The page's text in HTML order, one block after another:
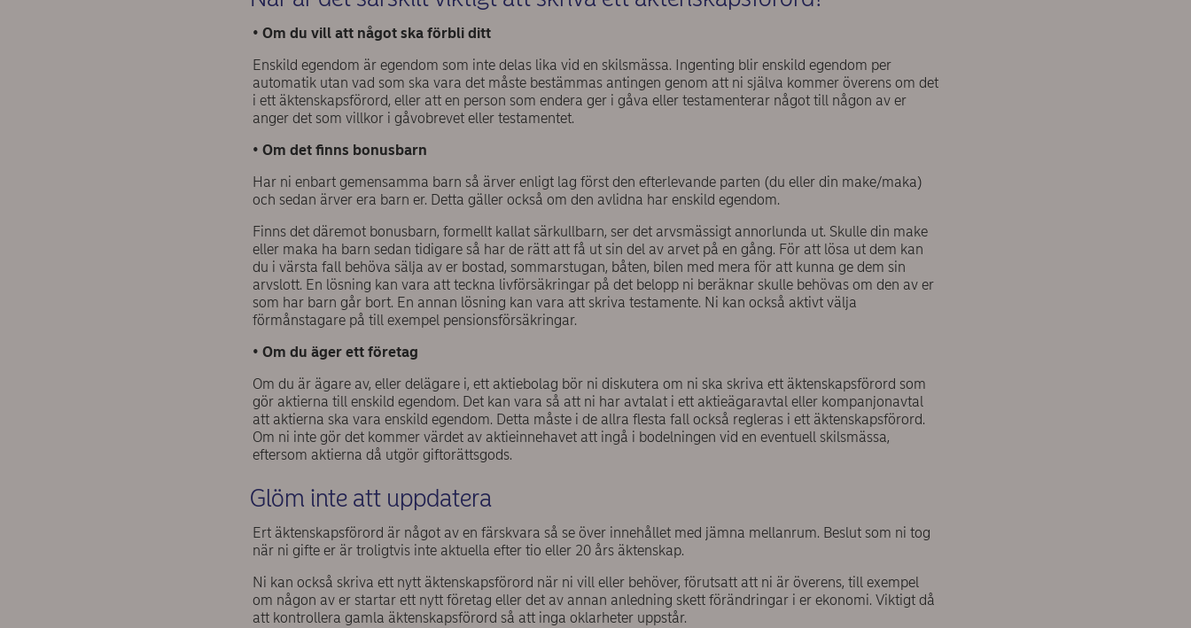
• Om du vill att något ska förbli ditt
Enskild egendom är egendom som inte delas lika vid en skilsmässa. Ingenting blir enskild egendom per
automatik utan vad som ska vara det måste bestämmas antingen genom att ni själva kommer överens om det
i ett äktenskapsförord, eller att en person som endera ger i gåva eller testamenterar något till någon av er
anger det som villkor i gåvobrevet eller testamentet.
• Om det finns bonusbarn
Har ni enbart gemensamma barn så ärver enligt lag först den efterlevande parten (du eller din make/maka)
och sedan ärver era barn er. Detta gäller också om den avlidna har enskild egendom.
Finns det däremot bonusbarn, formellt kallat särkullbarn, ser det arvsmässigt annorlunda ut. Skulle din make
eller maka ha barn sedan tidigare så har de rätt att få ut sin del av arvet på en gång. För att lösa ut dem kan
du i värsta fall behöva sälja av er bostad, sommarstugan, båten, bilen med mera för att kunna ge dem sin
arvslott. En lösning kan vara att teckna livförsäkringar på det belopp ni beräknar skulle behövas om den av er
som har barn går bort. En annan lösning kan vara att skriva testamente. Ni kan också aktivt välja
förmånstagare på till exempel pensionsförsäkringar.
• Om du äger ett företag
Om du är ägare av, eller delägare i, ett aktiebolag bör ni diskutera om ni ska skriva ett äktenskapsförord som
gör aktierna till enskild egendom. Det kan vara så att ni har avtalat i ett aktieägaravtal eller kompanjonavtal
att aktierna ska vara enskild egendom. Detta måste i de allra flesta fall också regleras i ett äktenskapsförord.
Om ni inte gör det kommer värdet av aktieinnehavet att ingå i bodelningen vid en eventuell skilsmässa,
eftersom aktierna då utgör giftorättsgods.
Glöm inte att uppdatera
Ert äktenskapsförord är något av en färskvara så se över innehållet med jämna mellanrum. Beslut som ni tog
när ni gifte er är troligtvis inte aktuella efter tio eller 20 års äktenskap.
Ni kan också skriva ett nytt äktenskapsförord när ni vill eller behöver, förutsatt att ni är överens, till exempel
om någon av er startar ett nytt företag eller det av annan anledning skett förändringar i er ekonomi. Viktigt då
att kontrollera gamla äktenskapsförord så att inga oklarheter uppstår.